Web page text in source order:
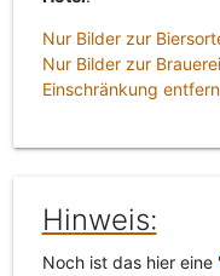
Nur Bilder zur
Nur Bilder zur
Einschränkung
Hinweis:
Noch ist das hier eine '